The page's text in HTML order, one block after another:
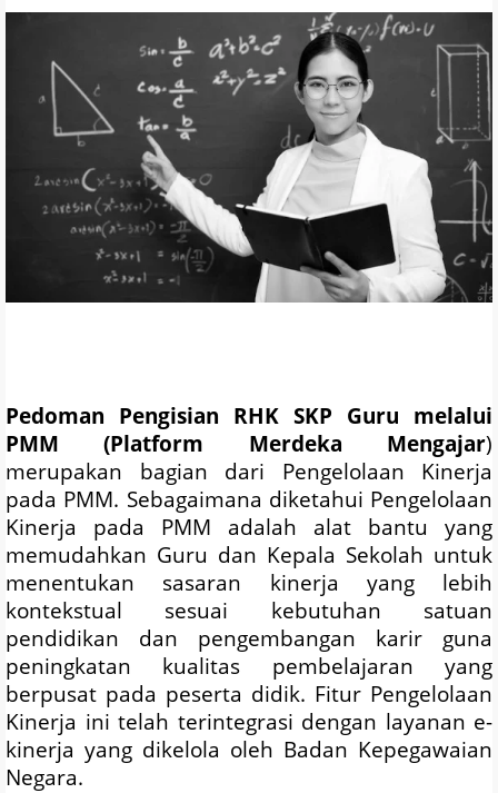
Pedoman Pengisian RHK SKP Guru melalui
PMM (Platform Merdeka Mengajar)
merupakan bagian dari Pengelolaan Kinerja
pada PMM. Sebagaimana diketahui Pengelolaan
Kinerja pada PMM adalah alat bantu yang
memudahkan Guru dan Kepala Sekolah untuk
menentukan sasaran kinerja yang lebih
kontekstual sesuai kebutuhan satuan
pendidikan dan pengembangan karir guna
peningkatan kualitas pembelajaran yang
berpusat pada peserta didik. Fitur Pengelolaan
Kinerja ini telah terintegrasi dengan layanan e-
kinerja yang dikelola oleh Badan Kepegawaian
Negara.